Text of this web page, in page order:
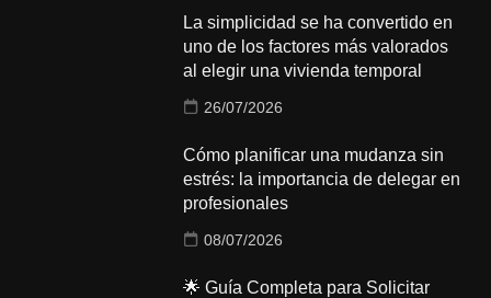
La simplicidad se ha convertido en
uno de los factores más valorados
al elegir una vivienda temporal
26/07/2026
Cómo planificar una mudanza sin
estrés: la importancia de delegar en
profesionales
08/07/2026
🌟 Guía Completa para Solicitar